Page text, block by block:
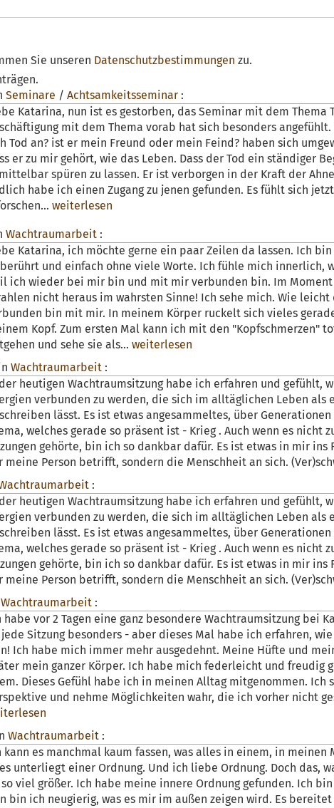
Sie unseren Datenschutzbestimmungen zu.
Seminare / Achtsamkeitsseminar :
Katarina, nun ist es gestorben, das Seminar mit dem Thema
mit dem Thema vorab hat sich besonders
Tod an? ist er mein Freund oder mein Feind? haben sich
er zu mir gehört, wie das Leben. Dass der Tod ein ständiger
spüren zu lassen. Er ist verborgen in der Kraft der
habe ich einen Zugang zu jenen gefunden. Es fühlt sich
weiterlesen
Wachtraumarbeit :
Katarina, ich möchte gerne ein paar Zeilen da lassen. Ich
und einfach ohne viele Worte. Ich fühle mich innerlich,
ich wieder bei mir bin und mit mir verbunden bin. Im Moment
nicht heraus im wahrsten Sinne! Ich sehe mich. Wie
bin mit mir. In meinem Körper ruckelt sich vieles
Kopf. Zum ersten Mal kann ich mit den "Kopfschmerzen"
und sehe sie als...weiterlesen
Wachtraumarbeit :
heutigen Wachtraumsitzung habe ich erfahren und gefühlt,
verbunden zu werden, die sich im alltäglichen Leben als
lässt. Es ist etwas angesammeltes, über
welches gerade so präsent ist - Krieg . Auch wenn es nicht
gehörte, bin ich so dankbar dafür. Es ist etwas in mir ins
meine Person betrifft, sondern die Menschheit an sich.
:
heutigen Wachtraumsitzung habe ich erfahren und gefühlt,
verbunden zu werden, die sich im alltäglichen Leben als
lässt. Es ist etwas angesammeltes, über
welches gerade so präsent ist - Krieg . Auch wenn es nicht
gehörte, bin ich so dankbar dafür. Es ist etwas in mir ins
meine Person betrifft, sondern die Menschheit an sich.
Wachtraumarbeit :
habe vor 2 Tagen eine ganz besondere Wachtraumsitzung bei
Sitzung besonders - aber dieses Mal habe ich erfahren,
Ich habe mich immer mehr ausgedehnt. Meine Hüfte und
mein ganzer Körper. Ich habe mich federleicht und freudig
Dieses Gefühl habe ich in meinen Alltag mitgenommen. Ich
und nehme Möglichkeiten wahr, die ich vorher nicht
Wachtraumarbeit :
kann es manchmal kaum fassen, was alles in einem, in meinen
unterliegt einer Ordnung. Und ich liebe Ordnung. Doch das,
viel größer. Ich habe meine innere Ordnung gefunden. Ich
bin ich neugierig, was es mir im außen zeigen wird. Es